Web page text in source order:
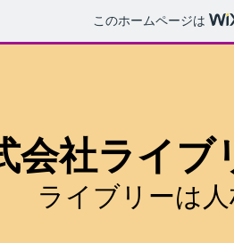
このホームページは
会社​ライブ
ライブリーは